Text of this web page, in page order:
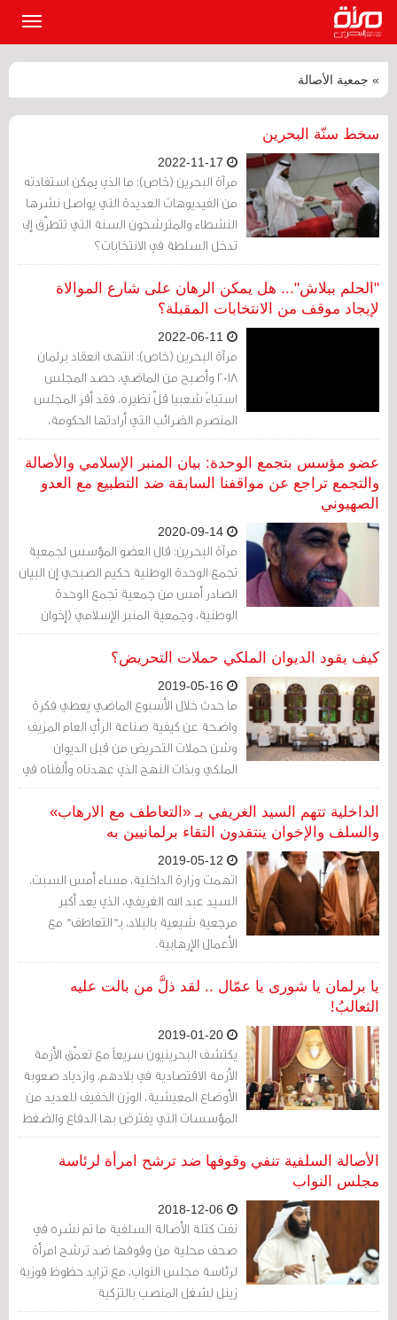
» جمعية الأصالة
سخط سنّة البحرين
مرآة البحرين (خاص): ما الذي يمكن استفادته
من الفيديوهات العديدة التي يواصل نشرها
النشطاء والمترشحون السنة التي تتطرّق إلى
تدخل السلطة في الانتخابات؟
"الحلم ببلاش"... هل يمكن الرهان على شارع الموالاة
لإيجاد موقف من الانتخابات المقبلة؟
مرآة البحرين (خاص): انتهى انعقاد برلمان
2018 وأصبح من الماضي، حصد المجلس
استياءً شعبيا قلّ نظيره، فقد أقر المجلس
المنصرم الضرائب التي أرادتها الحكومة،
ووافق على اقتطاع مبالغ خرافية من حساب
احتياطي الأجيال المقبلة، وصوّت في فصله
الأخير على قانون تقاعد مجحف، والأنكى من
صلاحيته النيابية في مناقشة القضايا العامة،
ومضى غير مأسوف عليه.
عضو مؤسس بتجمع الوحدة: بيان المنبر الإسلامي والأصالة
والتجمع تراجع عن مواقفنا السابقة ضد التطبيع مع العدو
الصهيوني
مرآة البحرين: قال العضو المؤسس لجمعية
تجمع الوحدة الوطنية حكيم الصبحي إن البيان
الصادر أمس من جمعية تجمع الوحدة
الوطنية، وجمعية المنبر الإسلامي (إخوان
مسلمون)، والأصالة (سلفيين)، هو بيان
تراجع عن مواقف سابقة من القضية
الفلسطينية.
كيف يقود الديوان الملكي حملات التحريض؟
ما حدث خلال الأسبوع الماضي يعطي فكرة
واضحة عن كيفية صناعة الرأي العام المزيف
وشن حملات التحريض من قبل الديوان
الملكي وبذات النهج الذي عهدناه وألفناه في
تقرير البندر
الداخلية تتهم السيد الغريفي بـ «التعاطف مع الارهاب»
والسلف والإخوان ينتقدون التقاء برلمانيين به
اتهمت وزارة الداخلية، مساء أمس السبت،
السيد عبد الله الغريفي، الذي يعد أكبر
مرجعية شيعية بالبلاد، بـ"التعاطف" مع
الأعمال الإرهابية.
يا برلمان يا شورى يا عمّال .. لقد ذلَّ من بالت عليه
الثعالبُ!
يكتشف البحرينيون سريعاً مع تعمّق الأزمة
الأزمة الاقتصادية في بلادهم، وازدياد صعوبة
الأوضاع المعيشية، الوزن الخفيف للعديد من
المؤسسات التي يفترض بها الدفاع والضغط
لصالح المصالح الشعبية، يكتشفون أن كل
هذه المؤسسات أمام الحكومة مثل مصارع
الأصالة السلفية تنفي وقوفها ضد ترشح امرأة لرئاسة
مجلس النواب
نفت كتلة الأصالة السلفية ما تم نشره في
صحف محلية من وقوفها ضد ترشح امرأة
لرئاسة مجلس النواب، مع تزايد حظوظ فوزية
زينل لشغل المنصب بالتزكية